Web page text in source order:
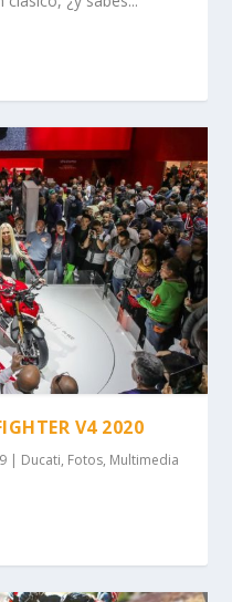
V4 2020
| Ducati, Fotos, Multimedia